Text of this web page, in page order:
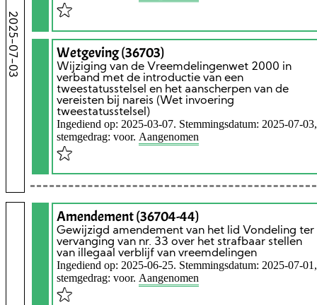
2025-07-03 Wetgeving (36703)
Wijziging van de Vreemdelingenwet 2000 in
verband met de introductie van een
tweestatusstelsel en het aanscherpen van de
vereisten bij nareis (Wet invoering
tweestatusstelsel)
Ingediend op: 2025-03-07. Stemmingsdatum: 2025-07-03,
stemgedrag: voor. Aangenomen
Amendement (36704-44)
Gewijzigd amendement van het lid Vondeling ter
vervanging van nr. 33 over het strafbaar stellen
van illegaal verblijf van vreemdelingen
Ingediend op: 2025-06-25. Stemmingsdatum: 2025-07-01,
stemgedrag: voor. Aangenomen